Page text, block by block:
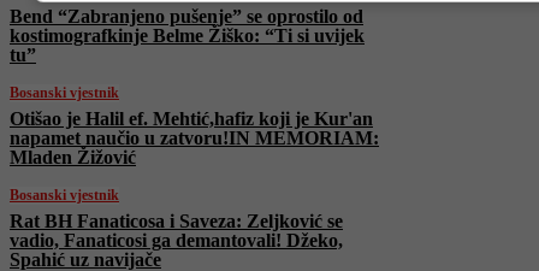
Bend “Zabranjeno pušenje” se oprostilo od
kostimografkinje Belme Žiško: “Ti si uvijek
tu”
Bosanski vjestnik
Otišao je Halil ef. Mehtić,hafiz koji je Kur'an
napamet naučio u zatvoru!IN MEMORIAM:
Mladen Žižović
Bosanski vjestnik
Rat BH Fanaticosa i Saveza: Zeljković se
vadio, Fanaticosi ga demantovali! Džeko,
Spahić uz navijače